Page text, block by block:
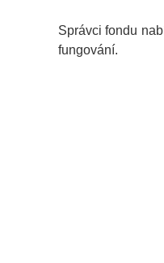
Správci fondu
fungování.